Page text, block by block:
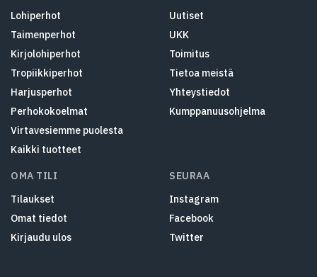
Lohiperhot
Taimenperhot
Kirjolohiperhot
Tropiikkiperhot
Harjusperhot
Perhokokoelmat
Virtavesiemme puolesta
Kaikki tuotteet
Uutiset
UKK
Toimitus
Tietoa meistä
Yhteystiedot
Kumppanuusohjelma
OMA TILI
Tilaukset
Omat tiedot
Kirjaudu ulos
SEURAA
Instagram
Facebook
Twitter